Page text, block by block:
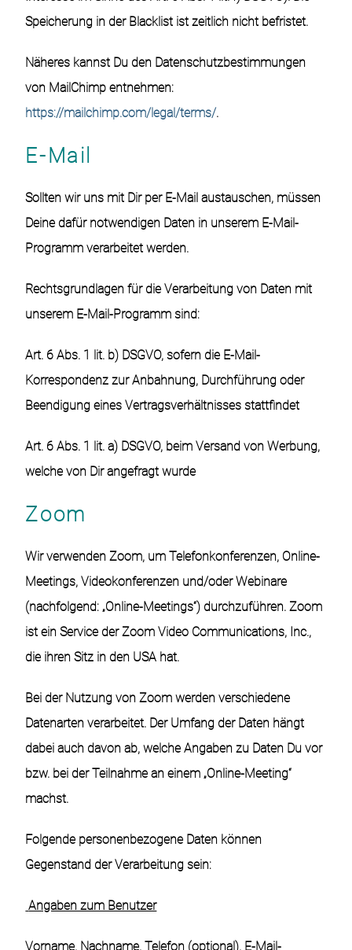
Speicherung in der Blacklist ist zeitlich nicht befristet.
Näheres kannst Du den Datenschutzbestimmungen
von MailChimp entnehmen:
https://mailchimp.com/legal/terms/.
E- Mail
Sollten wir uns mit Dir per E-Mail austauschen, müssen
Deine dafür notwendigen Daten in unserem E-Mail-
Programm verarbeitet werden.
Rechtsgrundlagen für die Verarbeitung von Daten mit
unserem E-Mail-Programm sind:
Art. 6 Abs. 1 lit. b) DSGVO, sofern die E-Mail-
Korrespondenz zur Anbahnung, Durchführung oder
Beendigung eines Vertragsverhältnisses stattfindet
Art. 6 Abs. 1 lit. a) DSGVO, beim Versand von Werbung,
welche von Dir angefragt wurde
Zoom
Wir verwenden Zoom, um Telefonkonferenzen, Online-
Meetings, Videokonferenzen und/oder Webinare
(nachfolgend: „Online-Meetings“) durchzuführen. Zoom
ist ein Service der Zoom Video Communications, Inc.,
die ihren Sitz in den USA hat.
Bei der Nutzung von Zoom werden verschiedene
Datenarten verarbeitet. Der Umfang der Daten hängt
dabei auch davon ab, welche Angaben zu Daten Du vor
bzw. bei der Teilnahme an einem „Online-Meeting“
machst.
Folgende personenbezogene Daten können
Gegenstand der Verarbeitung sein:
Angaben zum Benutzer
Vorname, Nachname, Telefon (optional), E-Mail-